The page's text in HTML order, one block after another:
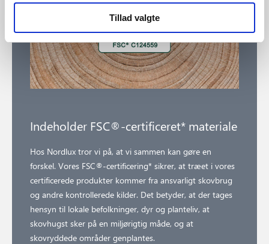
Tillad valgte
Indeholder FSC®-certificeret* materiale
Hos Nordlux tror vi på, at vi sammen kan gøre en
forskel. Vores FSC®-certificering* sikrer, at træet i vores
certificerede produkter kommer fra ansvarligt skovbrug
og andre kontrollerede kilder. Det betyder, at der tages
hensyn til lokale befolkninger, dyr og planteliv, at
skovhugst sker på en miljørigtig måde, og at
skovryddede områder genplantes.